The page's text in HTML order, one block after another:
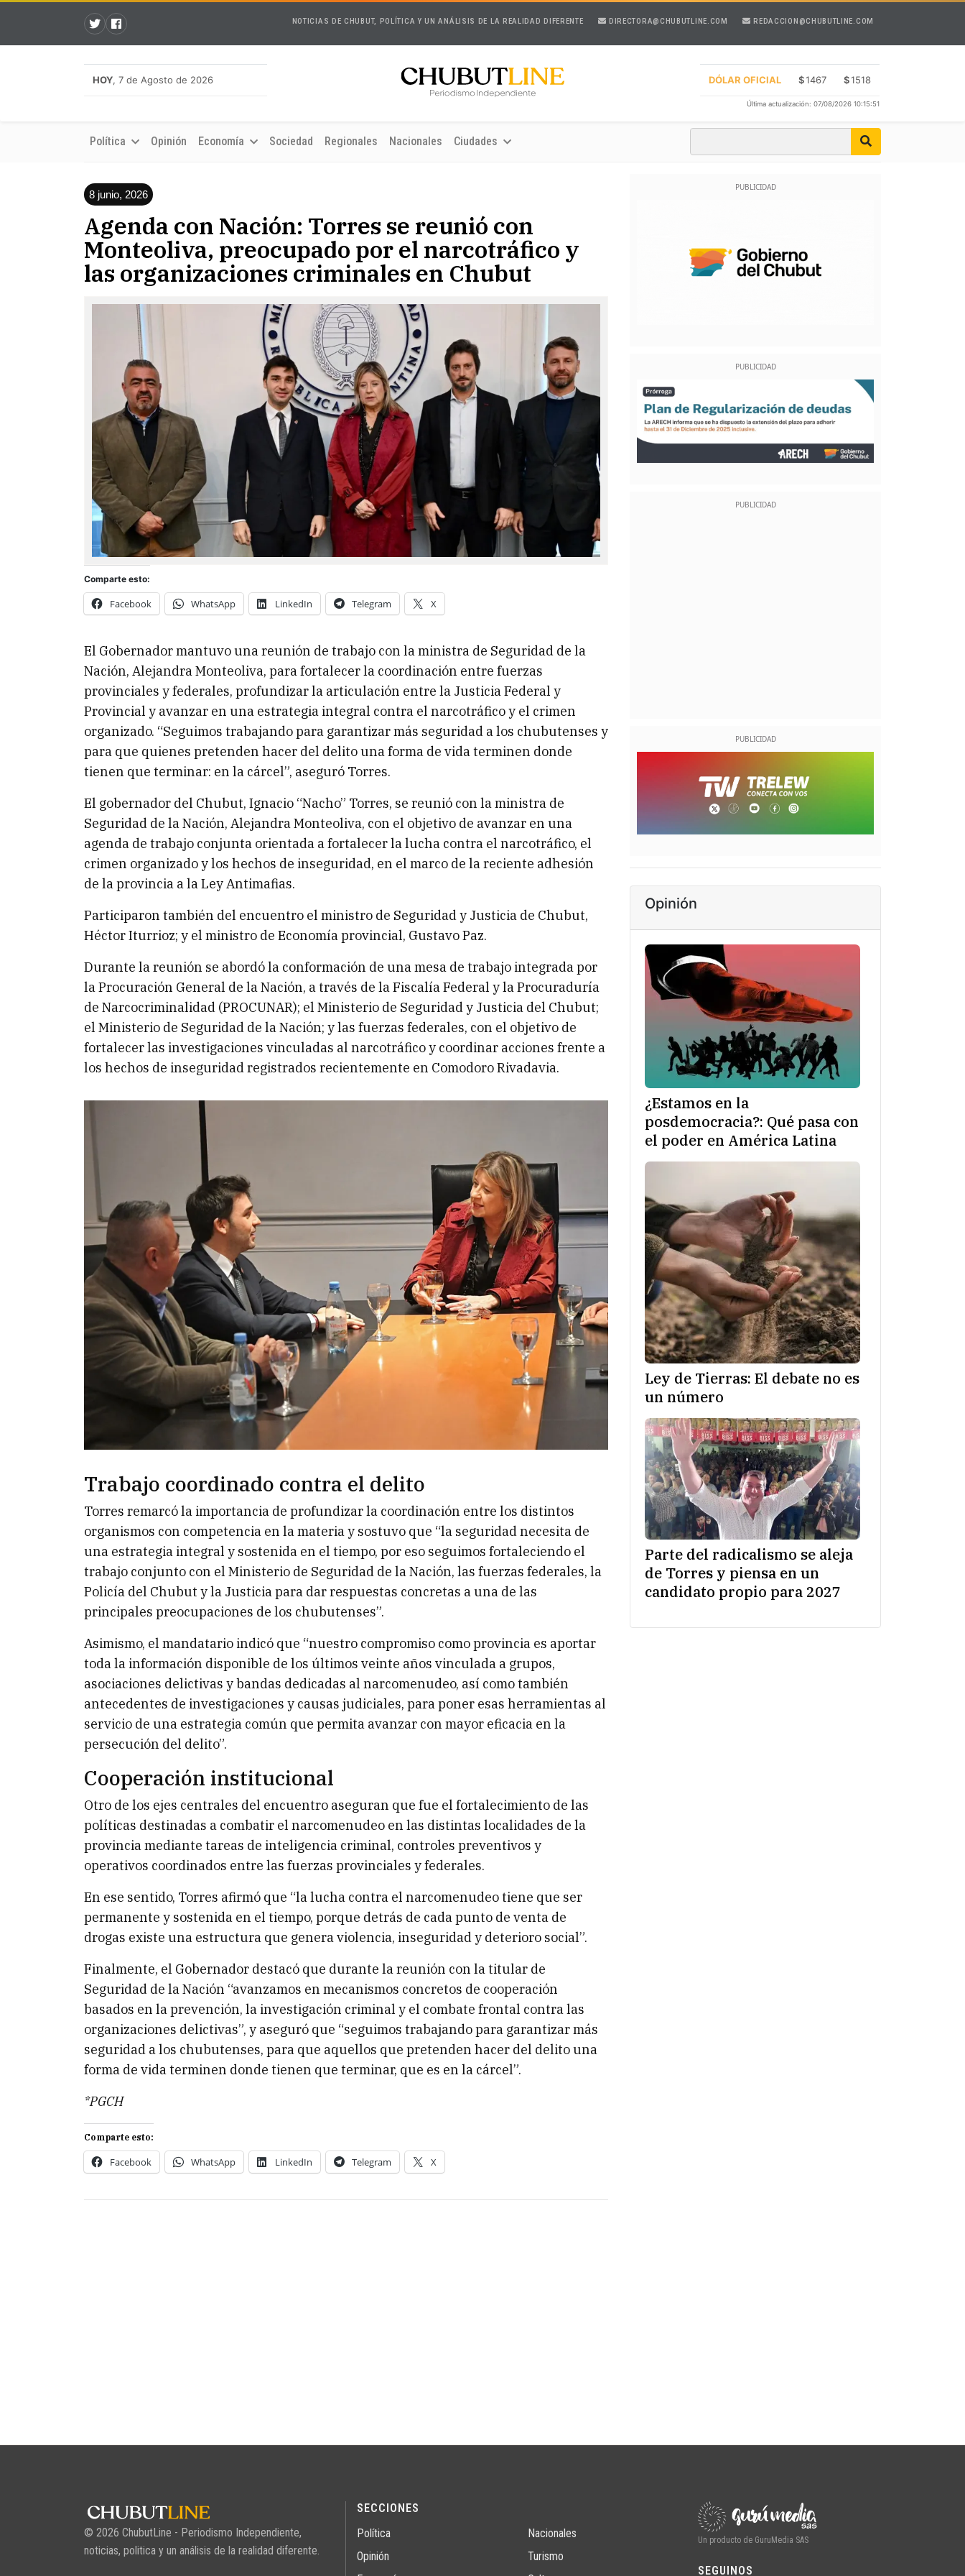
NOTICIAS DE CHUBUT, POLÍTICA Y UN ANÁLISIS DE LA REALIDAD DIFERENTE DIRECTORA@CHUBUTLINE.COM REDACCION@CHUBUTLINE.COM
HOY, 7 de Agosto de 2026 DÓLAR OFICIAL $1467 $1518
Última actualización: 07/08/2026 10:15:51
Política Opinión Economía Sociedad Regionales Nacionales Ciudades
8 junio, 2026
Agenda con Nación: Torres se reunió con
Monteoliva, preocupado por el narcotráfico y
las organizaciones criminales en Chubut
Comparte esto:
Facebook WhatsApp LinkedIn Telegram X
El Gobernador mantuvo una reunión de trabajo con la ministra de Seguridad de la
Nación, Alejandra Monteoliva, para fortalecer la coordinación entre fuerzas
provinciales y federales, profundizar la articulación entre la Justicia Federal y
Provincial y avanzar en una estrategia integral contra el narcotráfico y el crimen
organizado. “Seguimos trabajando para garantizar más seguridad a los chubutenses y
para que quienes pretenden hacer del delito una forma de vida terminen donde
tienen que terminar: en la cárcel”, aseguró Torres.
El gobernador del Chubut, Ignacio “Nacho” Torres, se reunió con la ministra de
Seguridad de la Nación, Alejandra Monteoliva, con el objetivo de avanzar en una
agenda de trabajo conjunta orientada a fortalecer la lucha contra el narcotráfico, el
crimen organizado y los hechos de inseguridad, en el marco de la reciente adhesión
de la provincia a la Ley Antimafias.
Participaron también del encuentro el ministro de Seguridad y Justicia de Chubut,
Héctor Iturrioz; y el ministro de Economía provincial, Gustavo Paz.
Durante la reunión se abordó la conformación de una mesa de trabajo integrada por
la Procuración General de la Nación, a través de la Fiscalía Federal y la Procuraduría
de Narcocriminalidad (PROCUNAR); el Ministerio de Seguridad y Justicia del Chubut;
el Ministerio de Seguridad de la Nación; y las fuerzas federales, con el objetivo de
fortalecer las investigaciones vinculadas al narcotráfico y coordinar acciones frente a
los hechos de inseguridad registrados recientemente en Comodoro Rivadavia.
Trabajo coordinado contra el delito
Torres remarcó la importancia de profundizar la coordinación entre los distintos
organismos con competencia en la materia y sostuvo que “la seguridad necesita de
una estrategia integral y sostenida en el tiempo, por eso seguimos fortaleciendo el
trabajo conjunto con el Ministerio de Seguridad de la Nación, las fuerzas federales, la
Policía del Chubut y la Justicia para dar respuestas concretas a una de las
principales preocupaciones de los chubutenses”.
Asimismo, el mandatario indicó que “nuestro compromiso como provincia es aportar
toda la información disponible de los últimos veinte años vinculada a grupos,
asociaciones delictivas y bandas dedicadas al narcomenudeo, así como también
antecedentes de investigaciones y causas judiciales, para poner esas herramientas al
servicio de una estrategia común que permita avanzar con mayor eficacia en la
persecución del delito”.
Cooperación institucional
Otro de los ejes centrales del encuentro aseguran que fue el fortalecimiento de las
políticas destinadas a combatir el narcomenudeo en las distintas localidades de la
provincia mediante tareas de inteligencia criminal, controles preventivos y
operativos coordinados entre las fuerzas provinciales y federales.
En ese sentido, Torres afirmó que “la lucha contra el narcomenudeo tiene que ser
permanente y sostenida en el tiempo, porque detrás de cada punto de venta de
drogas existe una estructura que genera violencia, inseguridad y deterioro social”.
Finalmente, el Gobernador destacó que durante la reunión con la titular de
Seguridad de la Nación “avanzamos en mecanismos concretos de cooperación
basados en la prevención, la investigación criminal y el combate frontal contra las
organizaciones delictivas”, y aseguró que “seguimos trabajando para garantizar más
seguridad a los chubutenses, para que aquellos que pretenden hacer del delito una
forma de vida terminen donde tienen que terminar, que es en la cárcel”.
*PGCH
Comparte esto:
Facebook WhatsApp LinkedIn Telegram X
Opinión
¿Estamos en la
posdemocracia?: Qué pasa con
el poder en América Latina
Ley de Tierras: El debate no es
un número
Parte del radicalismo se aleja
de Torres y piensa en un
candidato propio para 2027
© 2026 ChubutLine - Periodismo Independiente,
noticias, politica y un análisis de la realidad diferente.
SECCIONES
Política
Opinión
Nacionales
Turismo
Un producto de GuruMedia SAS
SEGUINOS